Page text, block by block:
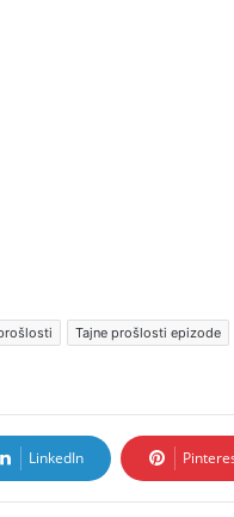
Tajne prošlosti epizode
LinkedIn